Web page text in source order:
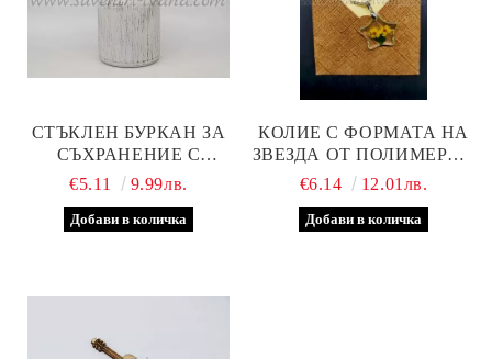
СТЪКЛЕН БУРКАН ЗА
СЪХРАНЕНИЕ С
ПОКРИТИЕ ОТ БЯЛА
€5.11 9.99лв.
КОЛИЕ С ФОРМАТА НА
ЗВЕЗДА ОТ ПОЛИМЕРНА
СМОЛА С ИСТИНСКО
€6.14 12.01лв.